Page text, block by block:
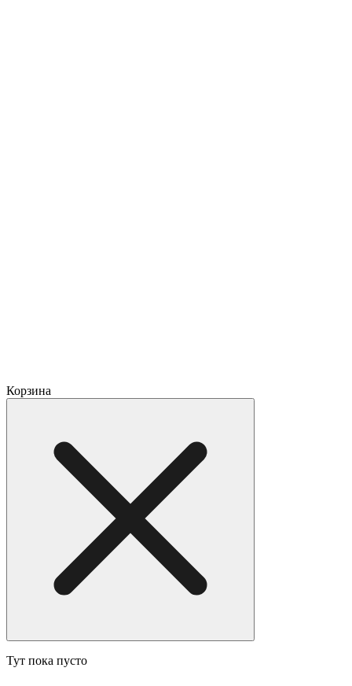
Корзина
Тут пока пусто